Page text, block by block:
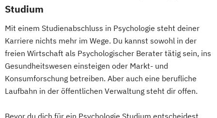
Studium
Mit einem Studienabschluss in Psychologie steht deiner
Karriere nichts mehr im Wege. Du kannst sowohl in der
freien Wirtschaft als Psychologischer Berater tätig sein, ins
Gesundheitswesen einsteigen oder Markt- und
Konsumforschung betreiben. Aber auch eine berufliche
Laufbahn in der öffentlichen Verwaltung steht dir offen.
Bevor du dich für ein Psychologie Studium entscheidest,